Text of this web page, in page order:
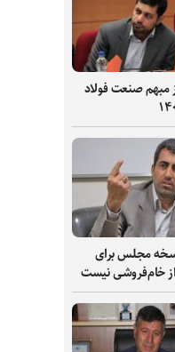
مبهم صنعت فولاد
مجلس برای
خام‌فروشی نیست